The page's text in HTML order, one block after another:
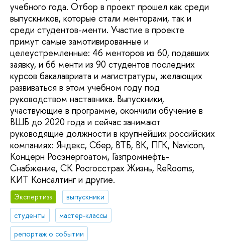
учебного года. Отбор в проект прошел как среди
выпускников, которые стали менторами, так и
среди студентов-менти. Участие в проекте
примут самые замотивированные и
целеустремленные: 46 менторов из 60, подавших
заявку, и 66 менти из 90 студентов последних
курсов бакалавриата и магистратуры, желающих
развиваться в этом учебном году под
руководством наставника. Выпускники,
участвующие в программе, окончили обучение в
ВШБ до 2020 года и сейчас занимают
руководящие должности в крупнейших российских
компаниях: Яндекс, Сбер, ВТБ, ВК, ПГК, Navicon,
Концерн Росэнергоатом, Газпромнефть-
Снабжение, СК Росгосстрах Жизнь, ReRooms,
КИТ Консалтинг и другие.
Экспертиза
выпускники
студенты
мастер-классы
репортаж о событии